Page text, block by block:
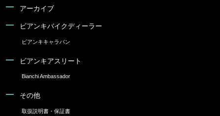
アーカイブ
ビアンキバイクディーラー
ビアンキキャラバン
ビアンキアスリート
Bianchi Ambassador
その他
取扱説明書・保証書